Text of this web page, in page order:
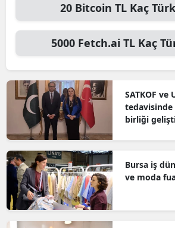
20 Bitcoin TLKaç
5000 Fetch.ai TL Kaç
SATKOF ve
tedavisinde
birliği
Bursa iş
ve moda